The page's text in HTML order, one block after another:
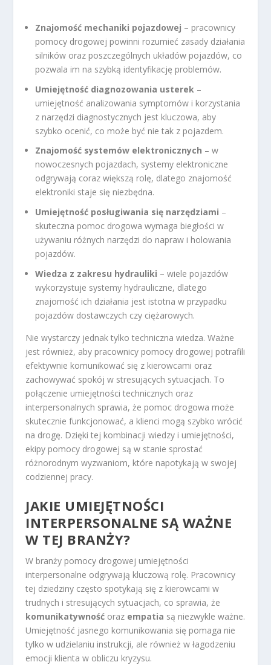
Znajomość mechaniki pojazdowej – pracownicy
pomocy drogowej powinni rozumieć zasady działania
silników oraz poszczególnych układów pojazdów, co
pozwala im na szybką identyfikację problemów.
Umiejętność diagnozowania usterek –
umiejętność analizowania symptomów i korzystania
z narzędzi diagnostycznych jest kluczowa, aby
szybko ocenić, co może być nie tak z pojazdem.
Znajomość systemów elektronicznych – w
nowoczesnych pojazdach, systemy elektroniczne
odgrywają coraz większą rolę, dlatego znajomość
elektroniki staje się niezbędna.
Umiejętność posługiwania się narzędziami –
skuteczna pomoc drogowa wymaga biegłości w
używaniu różnych narzędzi do napraw i holowania
pojazdów.
Wiedza z zakresu hydrauliki – wiele pojazdów
wykorzystuje systemy hydrauliczne, dlatego
znajomość ich działania jest istotna w przypadku
pojazdów dostawczych czy ciężarowych.
Nie wystarczy jednak tylko techniczna wiedza. Ważne
jest również, aby pracownicy pomocy drogowej potrafili
efektywnie komunikować się z kierowcami oraz
zachowywać spokój w stresujących sytuacjach. To
połączenie umiejętności technicznych oraz
interpersonalnych sprawia, że pomoc drogowa może
skutecznie funkcjonować, a klienci mogą szybko wrócić
na drogę. Dzięki tej kombinacji wiedzy i umiejętności,
ekipy pomocy drogowej są w stanie sprostać
różnorodnym wyzwaniom, które napotykają w swojej
codziennej pracy.
JAKIE UMIEJĘTNOŚCI
INTERPERSONALNE SĄ WAŻNE
W TEJ BRANŻY?
W branży pomocy drogowej umiejętności
interpersonalne odgrywają kluczową rolę. Pracownicy
tej dziedziny często spotykają się z kierowcami w
trudnych i stresujących sytuacjach, co sprawia, że
komunikatywność oraz empatia są niezwykle ważne.
Umiejętność jasnego komunikowania się pomaga nie
tylko w udzielaniu instrukcji, ale również w łagodzeniu
emocji klienta w obliczu kryzysu.